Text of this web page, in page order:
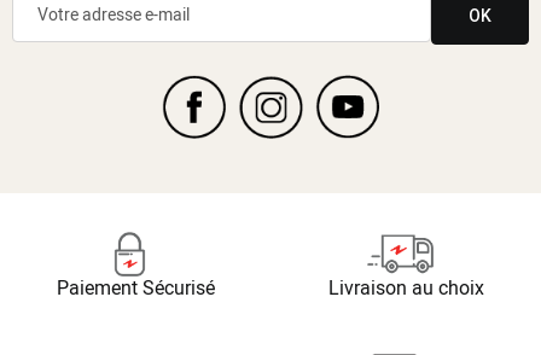
OK
Paiement Sécurisé Livraison au choix